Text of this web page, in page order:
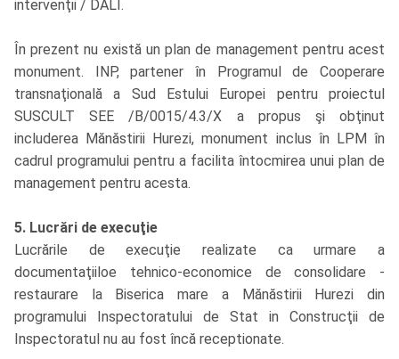
intervenţii / DALI.
În prezent nu există un plan de management pentru acest
monument. INP, partener în Programul de Cooperare
transnaţională a Sud Estului Europei pentru proiectul
SUSCULT SEE /B/0015/4.3/X a propus şi obţinut
includerea Mănăstirii Hurezi, monument inclus în LPM în
cadrul programului pentru a facilita întocmirea unui plan de
management pentru acesta.
5. Lucrări de execuţie
Lucrările de execuţie realizate ca urmare a
documentaţiiloe tehnico-economice de consolidare -
restaurare la Biserica mare a Mănăstirii Hurezi din
programului Inspectoratului de Stat in Construcţii de
Inspectoratul nu au fost încă receptionate.